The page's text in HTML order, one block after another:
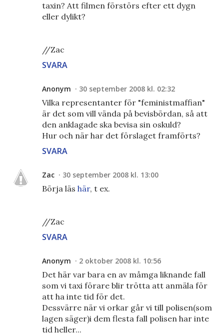
taxin? Att filmen förstörs efter ett dygn
eller dylikt?
//Zac
SVARA
Anonym 30 september 2008 kl. 02:32
Vilka representanter för "feministmaffian"
är det som vill vända på bevisbördan, så att
den anklagade ska bevisa sin oskuld?
Hur och när har det förslaget framförts?
SVARA
Zac 30 september 2008 kl. 13:00
Börja läs här, t ex.
//Zac
SVARA
Anonym 2 oktober 2008 kl. 10:56
Det här var bara en av måmga liknande fall
som vi taxi förare blir trötta att anmäla för
att ha inte tid för det.
Dessvärre när vi orkar går vi till polisen(som
lagen säger)i dem flesta fall polisen har inte
tid heller...